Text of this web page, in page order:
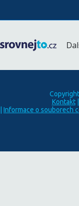
Kontakt|
Informace o souborech